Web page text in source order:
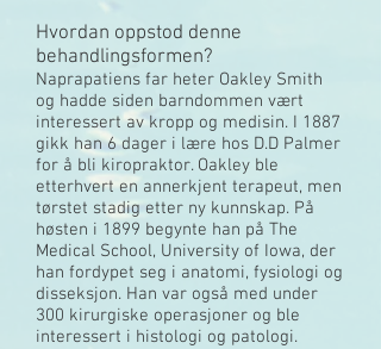
Hvordan oppstod denne
behandlingsformen?
Naprapatiens far heter Oakley Smith
og hadde siden barndommen vært
interessert av kropp og medisin. I 1887
gikk han 6 dager i lære hos D.D Palmer
for å bli kiropraktor. Oakley ble
etterhvert en annerkjent terapeut, men
tørstet stadig etter ny kunnskap. På
høsten i 1899 begynte han på The
Medical School, University of Iowa, der
han fordypet seg i anatomi, fysiologi og
disseksjon. Han var også med under
300 kirurgiske operasjoner og ble
interessert i histologi og patologi.